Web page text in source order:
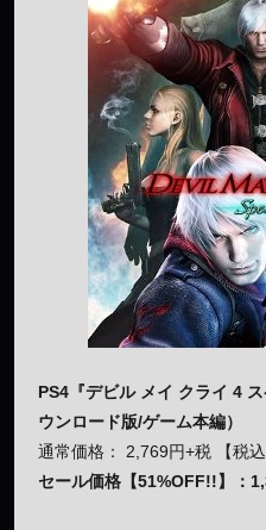
PS4『デビル メイ クライ 4
ウンロード版/ゲーム本編）
通常価格： 2,769円+税 【税込
セール価格【51%OFF!!】：